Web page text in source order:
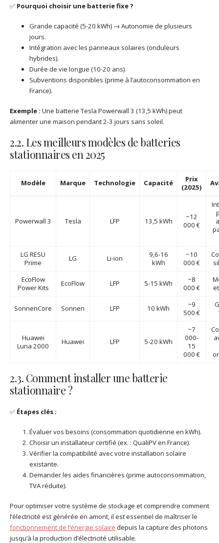
✅ Pourquoi choisir une batterie fixe ?
Grande capacité (5-20 kWh) → Autonomie de plusieurs
jours.
Intégration avec les panneaux solaires (onduleurs
hybrides).
Durée de vie longue (10-20 ans).
Subventions disponibles (prime à l’autoconsommation en
France).
Exemple : Une batterie Tesla Powerwall 3 (13,5 kWh) peut
alimenter une maison pendant 2-3 jours sans soleil.
2.2. Les meilleurs modèles de batteries
stationnaires en 2025
Modèle Marque Technologie Capacité
Prix
(2025)
Powerwall 3 Tesla LFP 13,5 kWh
~12
000 €
LG RESU
Prime
LG Li-ion
9,6-16
kWh
~10
000 €
EcoFlow
Power Kits
EcoFlow LFP 5-15 kWh
~8
000 €
SonnenCore Sonnen LFP 10 kWh
~9
500 €
Huawei
Luna 2000
Huawei LFP 5-20 kWh
~7
000-
15
000 €
2.3. Comment installer une batterie
stationnaire ?
✅ Étapes clés :
Évaluer vos besoins (consommation quotidienne en kWh).
Choisir un installateur certifié (ex. : QualiPV en France).
Vérifier la compatibilité avec votre installation solaire
existante.
Demander les aides financières (prime autoconsommation,
TVA réduite).
Pour optimiser votre système de stockage et comprendre comment
l’électricité est générée en amont, il est essentiel de maîtriser le
fonctionnement de l’énergie solaire depuis la capture des photons
jusqu’à la production d’électricité utilisable.